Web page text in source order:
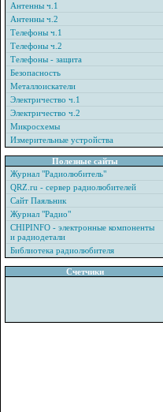
Антенны ч.1
Антенны ч.2
Телефоны ч.1
Телефоны ч.2
Телефоны - защита
Безопасность
Металлоискатели
Электричество ч.1
Электричество ч.2
Микросхемы
Измерительные устройства
Полезные сайты
Журнал "Радиолюбитель"
QRZ.ru - сервер радиолюбителей
Сайт Паяльник
Журнал "Радио"
CHIPINFO - электронные компоненты
и радиодетали
Библиотека радиолюбителя
Счетчики